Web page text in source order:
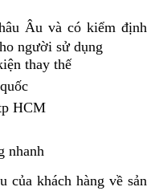
Âu và có kiểm định
người sử dụng
thay thế
HCM
nhanh
của khách hàng về sản